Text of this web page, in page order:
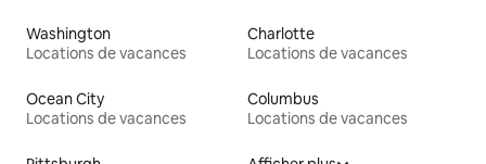
Washington
Locations de vacances
Charlotte
Locations de vacances
Ocean City
Locations de vacances
Columbus
Locations de vacances